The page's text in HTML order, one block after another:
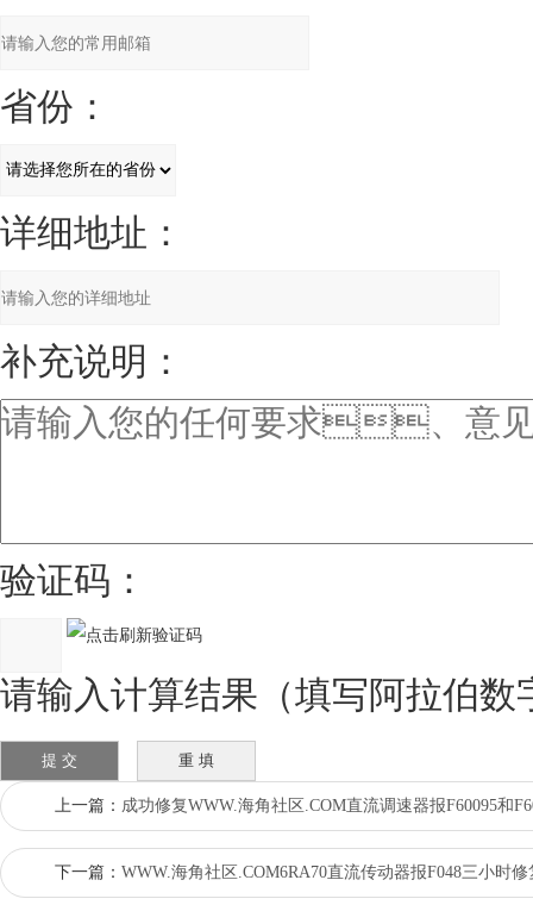
省份：
详细地址：
补充说明：
验证码：
请输入计算结果（填写阿拉伯数字）
上一篇： 成功修复WWW.海角社区.COM直流调速器报F60095和
下一篇： WWW.海角社区.COM6RA70直流传动器报F048三小时修